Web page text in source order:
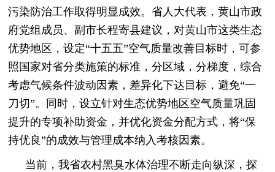
污染防治工作取得明显成效。省人大代表，黄山市政
府党组成员、副市长程寄县建议，对黄山市这类生态
优势地区，设定“十五五”空气质量改善目标时，可参
照国家对省分类施策的标准，分区域，分梯度，综合
考虑气候条件波动因素，差异化下达目标，避免“一
刀切”。同时，设立针对生态优势地区空气质量巩固
提升的专项补助资金，并优化资金分配方式，将“保
持优良”的成效与管理成本纳入考核因素。
当前，我省农村黑臭水体治理不断走向纵深，探